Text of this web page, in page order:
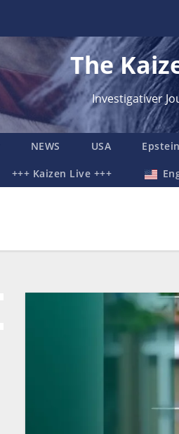
The
Investigativer
NEWS USA Epstein
+++ Kaizen Live +++